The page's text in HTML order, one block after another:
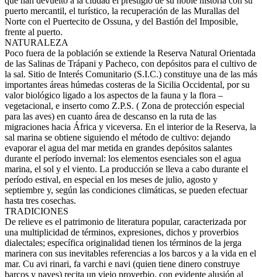
puerto mercantil, el turístico, la recuperación de las Murallas del
Norte con el Puertecito de Ossuna, y del Bastión del Imposible,
frente al puerto.
NATURALEZA
Poco fuera de la población se extiende la Reserva Natural Orientada
de las Salinas de Trápani y Pacheco, con depósitos para el cultivo de
la sal. Sitio de Interés Comunitario (S.I.C.) constituye una de las más
importantes áreas húmedas costeras de la Sicilia Occidental, por su
valor biológico ligado a los aspectos de la fauna y la flora –
vegetacional, e inserto como Z.P.S. ( Zona de protección especial
para las aves) en cuanto área de descanso en la ruta de las
migraciones hacia África y viceversa. En el interior de la Reserva, la
sal marina se obtiene siguiendo el método de cultivo: dejando
evaporar el agua del mar metida en grandes depósitos salantes
durante el período invernal: los elementos esenciales son el agua
marina, el sol y el viento. La producción se lleva a cabo durante el
período estival, en especial en los meses de julio, agosto y
septiembre y, según las condiciones climáticas, se pueden efectuar
hasta tres cosechas.
TRADICIONES
De relieve es el patrimonio de literatura popular, caracterizada por
una multiplicidad de términos, expresiones, dichos y proverbios
dialectales; específica originalidad tienen los términos de la jerga
marinera con sus inevitables referencias a los barcos y a la vida en el
mar. Cu avi rinari, fa varchi e navi (quien tiene dinero construye
barcos y naves) recita un viejo proverbio, con evidente alusión al